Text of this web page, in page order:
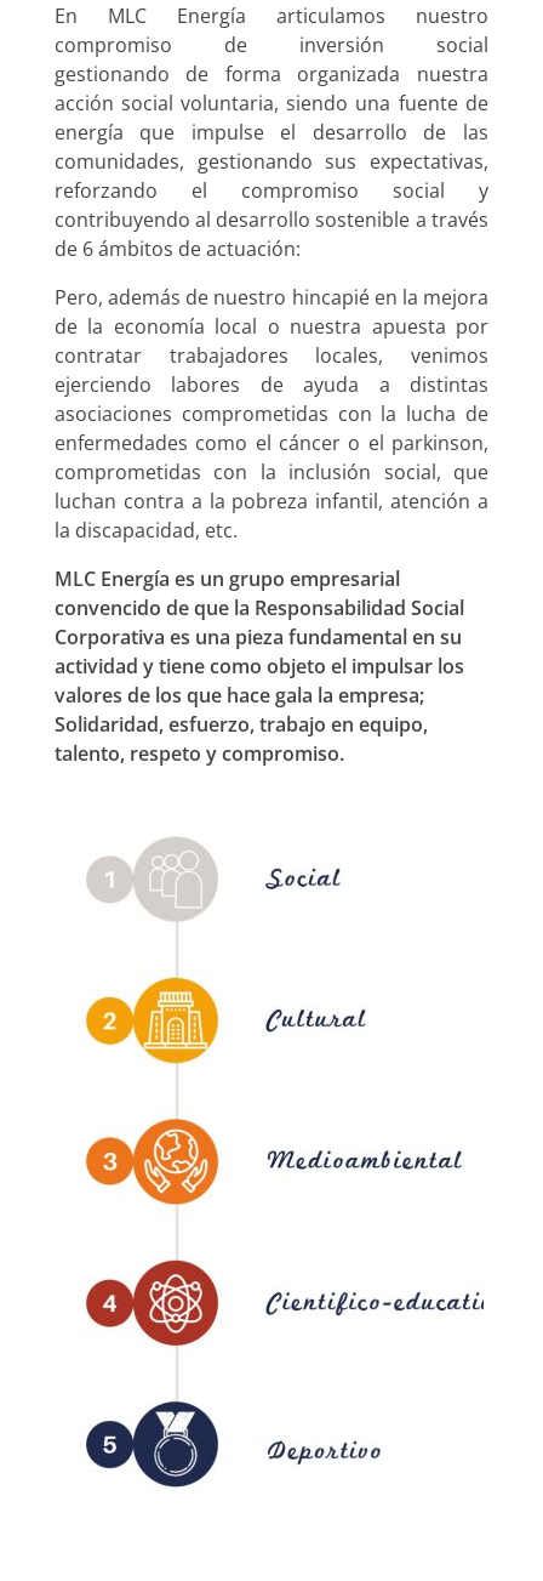
En MLC Energía articulamos nuestro
compromiso de inversión social
gestionando de forma organizada nuestra
acción social voluntaria, siendo una fuente de
energía que impulse el desarrollo de las
comunidades, gestionando sus expectativas,
reforzando el compromiso social y
contribuyendo al desarrollo sostenible a través
de 6 ámbitos de actuación:
Pero, además de nuestro hincapié en la mejora
de la economía local o nuestra apuesta por
contratar trabajadores locales, venimos
ejerciendo labores de ayuda a distintas
asociaciones comprometidas con la lucha de
enfermedades como el cáncer o el parkinson,
comprometidas con la inclusión social, que
luchan contra a la pobreza infantil, atención a
la discapacidad, etc.
MLC Energía es un grupo empresarial
convencido de que la Responsabilidad Social
Corporativa es una pieza fundamental en su
actividad y tiene como objeto el impulsar los
valores de los que hace gala la empresa;
Solidaridad, esfuerzo, trabajo en equipo,
talento, respeto y compromiso.